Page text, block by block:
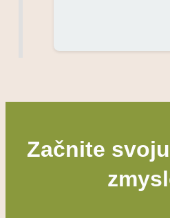
Začnite